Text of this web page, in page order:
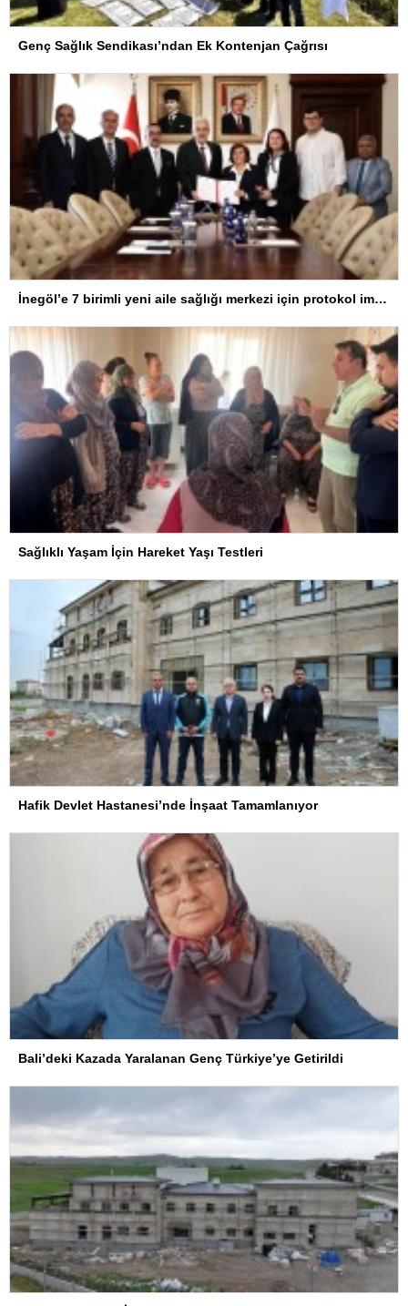
Genç Sağlık Sendikası’ndan Ek Kontenjan Çağrısı
İnegöl’e 7 birimli yeni aile sağlığı merkezi için protokol imzalandı
Sağlıklı Yaşam İçin Hareket Yaşı Testleri
Hafik Devlet Hastanesi’nde İnşaat Tamamlanıyor
Bali’deki Kazada Yaralanan Genç Türkiye’ye Getirildi